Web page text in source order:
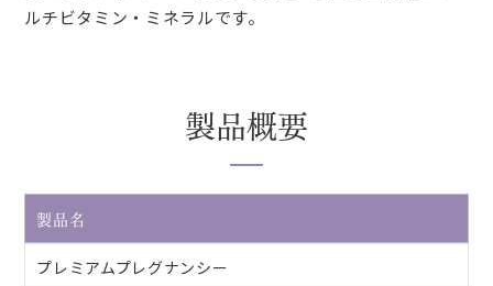
ルチビタミン・ミネラルです。
製品概要
製品名
プレミアムプレグナンシー